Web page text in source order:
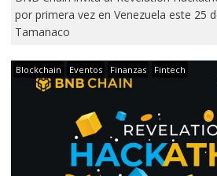
por primera vez en Venezuela este 25
Tamanaco
Blockchain Eventos Finanzas Fintech